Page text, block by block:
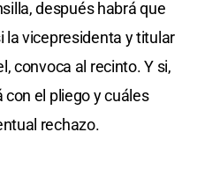
después habrá que
la vicepresidenta y titular
convoca al recinto. Y si,
con el pliego y cuáles
rechazo.